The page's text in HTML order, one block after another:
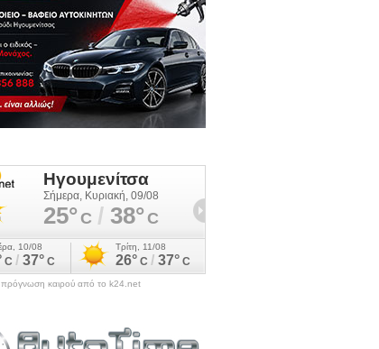
πρόγνωση καιρού από το k24.net